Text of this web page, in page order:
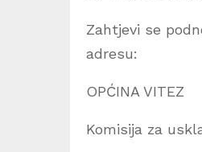
Zahtjevi se
adresu:
OPĆINA VITEZ
Komisija za